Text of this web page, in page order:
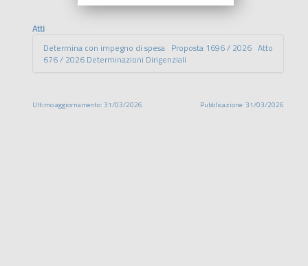
Atti
Determina con impegno di spesa Proposta 1696 / 2026 Atto
676 / 2026 Determinazioni Dirigenziali
Ultimo aggiornamento: 31/03/2026 Pubblicazione: 31/03/2026